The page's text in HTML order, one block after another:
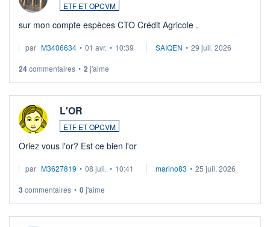
ETF ET OPCVM
sur mon compte espèces CTO Crédit Agricole .
par M3406634 • 01 avr. • 10:39 SAIQEN • 29 juil. 2026
24commentaires • 2 j'aime
L'OR
ETF ET OPCVM
Oriez vous l'or? Est ce bien l'or
par M3627819 • 08 juil. • 10:41 marino83 • 25 juil. 2026
3 commentaires • 0j'aime